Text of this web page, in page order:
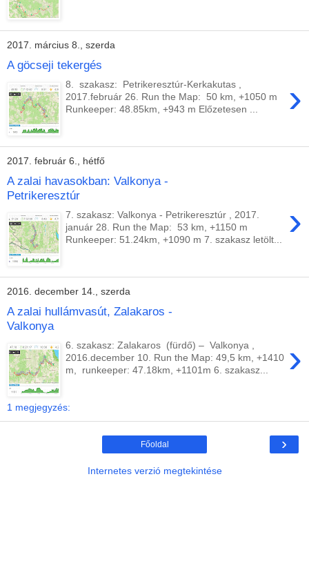
2017. március 8., szerda
A göcseji tekergés
›
8. szakasz: Petrikeresztúr-Kerkakutas ,
2017.február 26. Run the Map: 50 km, +1050 m
Runkeeper: 48.85km, +943 m Előzetesen ...
2017. február 6., hétfő
A zalai havasokban: Valkonya -
Petrikeresztúr
›
7. szakasz: Valkonya - Petrikeresztúr , 2017.
január 28. Run the Map: 53 km, +1150 m
Runkeeper: 51.24km, +1090 m 7. szakasz letölt...
2016. december 14., szerda
A zalai hullámvasút, Zalakaros -
Valkonya
›
6. szakasz: Zalakaros (fürdő) – Valkonya ,
2016.december 10. Run the Map: 49,5 km, +1410
m, runkeeper: 47.18km, +1101m 6. szakasz...
1 megjegyzés:
›
Főoldal
Internetes verzió megtekintése